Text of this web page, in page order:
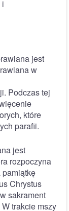
i
jest
w
Podczas tej
które
parafii.
jest
rozpoczyna
Chrystus
sakrament
trakcie mszy